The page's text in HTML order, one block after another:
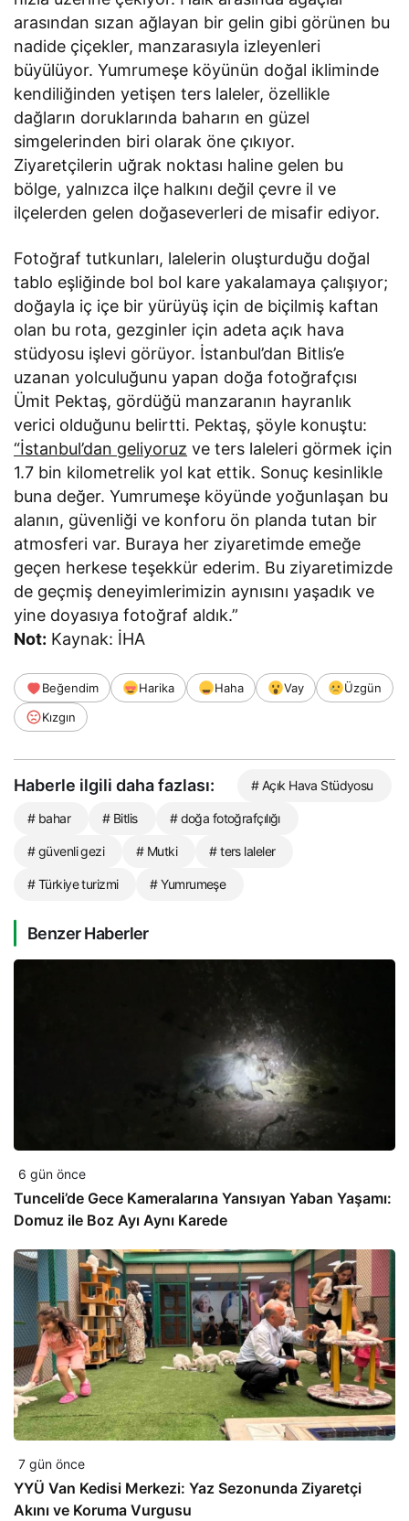
arasından sızan ağlayan bir gelin gibi görünen bu
nadide çiçekler, manzarasıyla izleyenleri
büyülüyor. Yumrumeşe köyünün doğal ikliminde
kendiliğinden yetişen ters laleler, özellikle
dağların doruklarında baharın en güzel
simgelerinden biri olarak öne çıkıyor.
Ziyaretçilerin uğrak noktası haline gelen bu
bölge, yalnızca ilçe halkını değil çevre il ve
ilçelerden gelen doğaseverleri de misafir ediyor.
Fotoğraf tutkunları, lalelerin oluşturduğu doğal
tablo eşliğinde bol bol kare yakalamaya çalışıyor;
doğayla iç içe bir yürüyüş için de biçilmiş kaftan
olan bu rota, gezginler için adeta açık hava
stüdyosu işlevi görüyor. İstanbul’dan Bitlis’e
uzanan yolculuğunu yapan doğa fotoğrafçısı
Ümit Pektaş, gördüğü manzaranın hayranlık
verici olduğunu belirtti. Pektaş, şöyle konuştu:
“İstanbul’dan geliyoruz ve ters laleleri görmek için
1.7 bin kilometrelik yol kat ettik. Sonuç kesinlikle
buna değer. Yumrumeşe köyünde yoğunlaşan bu
alanın, güvenliği ve konforu ön planda tutan bir
atmosferi var. Buraya her ziyaretimde emeğe
geçen herkese teşekkür ederim. Bu ziyaretimizde
de geçmiş deneyimlerimizin aynısını yaşadık ve
yine doyasıya fotoğraf aldık.”
Not: Kaynak: İHA
Beğendim Harika Haha Vay
Üzgün
Kızgın
Haberle ilgili daha fazlası: # Açık Hava Stüdyosu
# bahar # Bitlis # doğa fotoğrafçılığı
# güvenli gezi # Mutki # ters laleler
# Türkiye turizmi # Yumrumeşe
Benzer Haberler
6 gün önce
Tunceli’de Gece Kameralarına Yansıyan Yaban Yaşamı:
Domuz ile Boz Ayı Aynı Karede
7 gün önce
YYÜ Van Kedisi Merkezi: Yaz Sezonunda Ziyaretçi
Akını ve Koruma Vurgusu